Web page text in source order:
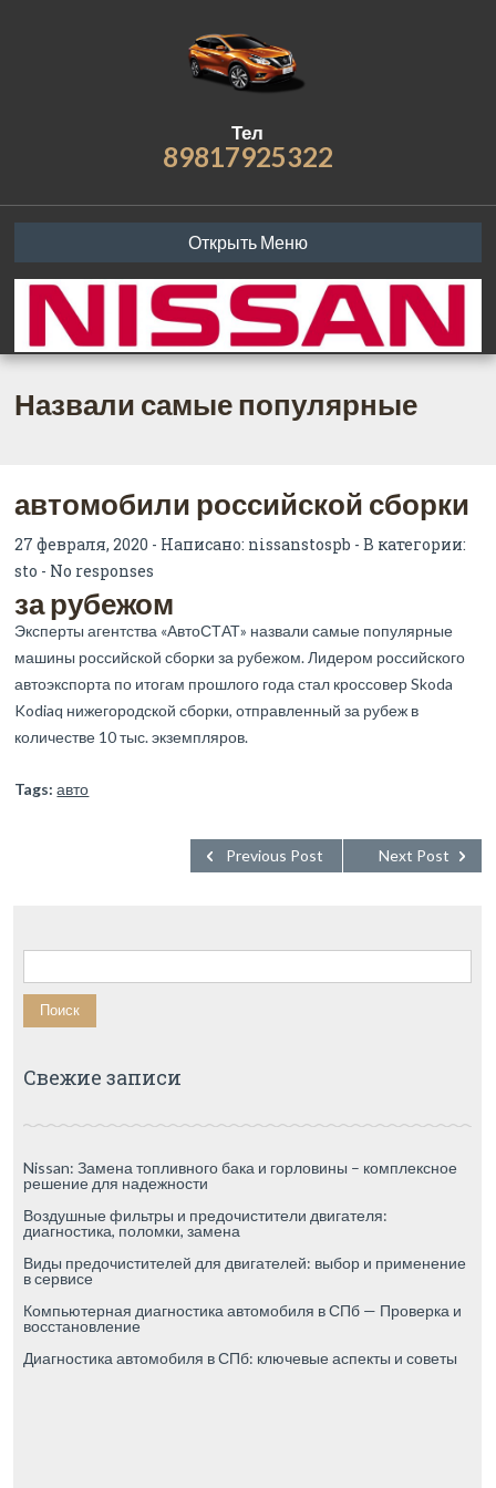
Тел
89817925322
Открыть Меню
Назвали самые популярные
автомобили российской сборки
за рубежом
27 февраля, 2020 - Написано: nissanstospb - В категории:
sto - No responses
Эксперты агентства «АвтоСТАТ» назвали самые популярные
машины российской сборки за рубежом. Лидером российского
автоэкспорта по итогам прошлого года стал кроссовер Skoda
Kodiaq нижегородской сборки, отправленный за рубеж в
количестве 10 тыс. экземпляров.
Tags: авто
Next Post
Previous Post
Найти:
Свежие записи
Nissan: Замена топливного бака и горловины – комплексное
решение для надежности
Воздушные фильтры и предочистители двигателя:
диагностика, поломки, замена
Виды предочистителей для двигателей: выбор и применение
в сервисе
Компьютерная диагностика автомобиля в СПб — Проверка и
восстановление
Диагностика автомобиля в СПб: ключевые аспекты и советы